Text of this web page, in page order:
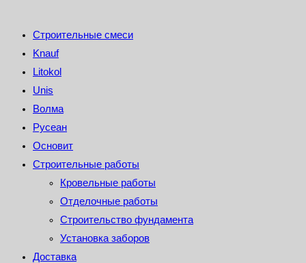
Строительные смеси
Knauf
Litokol
Unis
Волма
Русеан
Основит
Строительные работы
Кровельные работы
Отделочные работы
Строительство фундамента
Установка заборов
Доставка